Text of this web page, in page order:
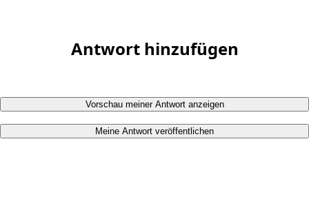
Antwort hinzufügen
Vorschau meiner Antwort anzeigen
Meine Antwort veröffentlichen